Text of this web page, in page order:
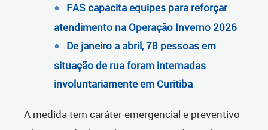
FAS capacita equipes para reforçar
atendimento na Operação Inverno 2026
De janeiro a abril, 78 pessoas em
situação de rua foram internadas
involuntariamente em Curitiba
A medida tem caráter emergencial e preventivo